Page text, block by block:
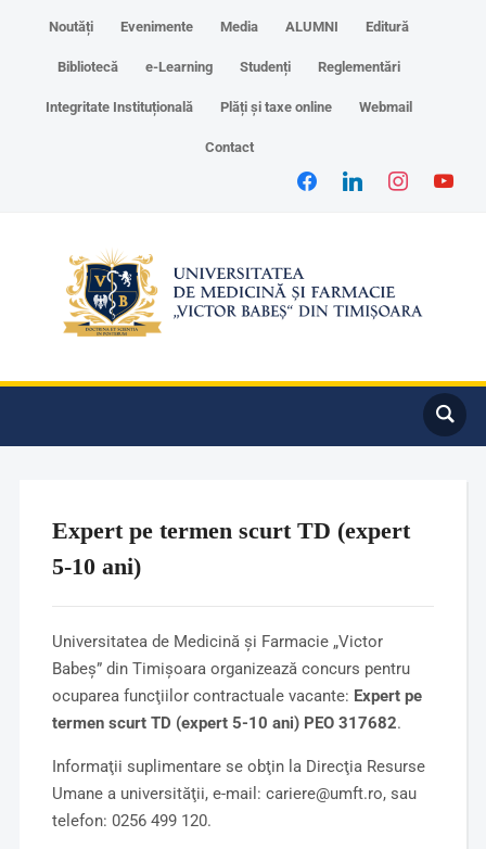
Noutăți Evenimente Media ALUMNI Editură
Bibliotecă e-Learning Studenți Reglementări
Integritate Instituțională Plăți și taxe online Webmail
Contact
Expert pe termen scurt TD (expert
5-10 ani)
Universitatea de Medicină şi Farmacie „Victor
Babeş” din Timişoara organizează concurs pentru
ocuparea funcţiilor contractuale vacante: Expert pe
termen scurt TD (expert 5-10 ani) PEO 317682.
Informaţii suplimentare se obţin la Direcţia Resurse
Umane a universităţii, e-mail: cariere@umft.ro, sau
telefon: 0256 499 120.